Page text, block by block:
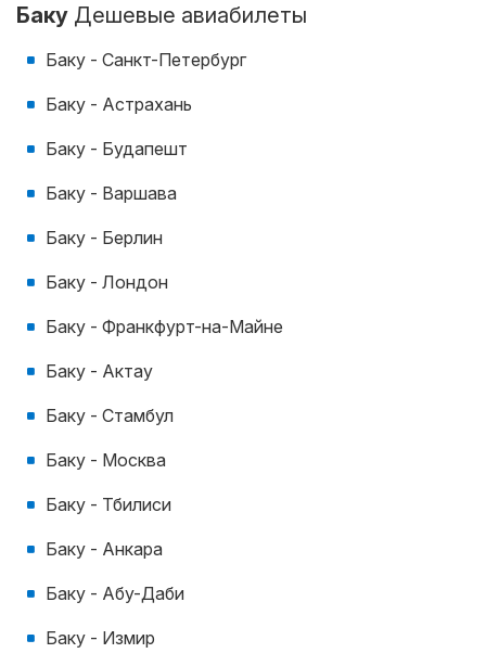
Баку Дешевые авиабилеты
Баку - Санкт-Петербург
Баку - Астрахань
Баку - Будапешт
Баку - Варшава
Баку - Берлин
Баку - Лондон
Баку - Франкфурт-на-Майне
Баку - Актау
Баку - Стамбул
Баку - Москва
Баку - Тбилиси
Баку - Анкара
Баку - Абу-Даби
Баку - Измир